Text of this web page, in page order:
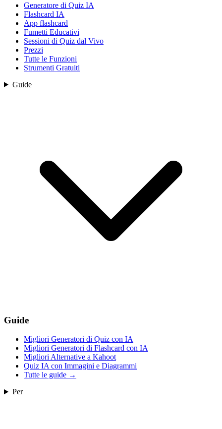
Generatore di Quiz IA
Flashcard IA
App flashcard
Fumetti Educativi
Sessioni di Quiz dal Vivo
Prezzi
Tutte le Funzioni
Strumenti Gratuiti
Guide
Guide
Migliori Generatori di Quiz con IA
Migliori Generatori di Flashcard con IA
Migliori Alternative a Kahoot
Quiz IA con Immagini e Diagrammi
Tutte le guide →
Per